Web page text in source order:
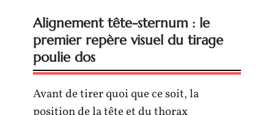
Alignement tête-sternum : le
premier repère visuel du tirage
poulie dos
Avant de tirer quoi que ce soit, la